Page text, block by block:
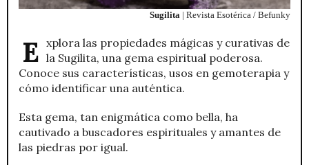
Sugilita | Revista Esotérica / Befunky
Explora las propiedades mágicas y curativas de la Sugilita, una gema espiritual poderosa.
Conoce sus características, usos en gemoterapia y
cómo identificar una auténtica.
Esta gema, tan enigmática como bella, ha
cautivado a buscadores espirituales y amantes de
las piedras por igual.